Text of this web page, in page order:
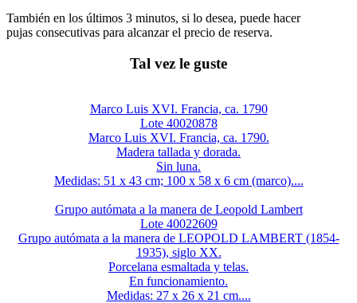
También en los últimos 3 minutos, si lo desea, puede hacer
pujas consecutivas para alcanzar el precio de reserva.
Tal vez le guste
Marco Luis XVI. Francia, ca. 1790
Lote 40020878
Marco Luis XVI. Francia, ca. 1790.
Madera tallada y dorada.
Sin luna.
Medidas: 51 x 43 cm; 100 x 58 x 6 cm (marco)....
Grupo autómata a la manera de Leopold Lambert
Lote 40022609
Grupo autómata a la manera de LEOPOLD LAMBERT (1854-
1935), siglo XX.
Porcelana esmaltada y telas.
En funcionamiento.
Medidas: 27 x 26 x 21 cm....